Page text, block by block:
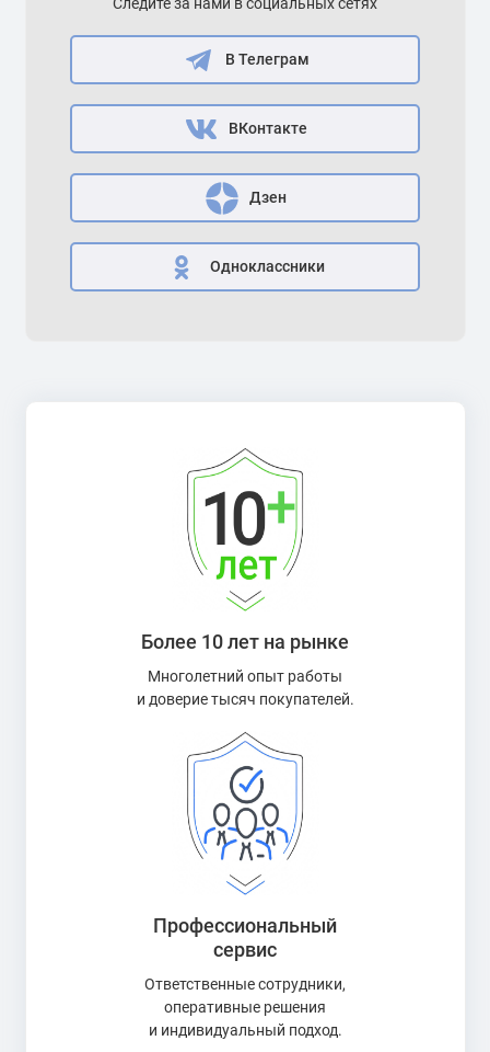
Следите за нами в социальных сетях
В Телеграм
ВКонтакте
Дзен
Одноклассники
Более 10 лет на рынке
Многолетний опыт работы
и доверие тысяч покупателей.
Профессиональный
сервис
Ответственные сотрудники,
оперативные решения
и индивидуальный подход.